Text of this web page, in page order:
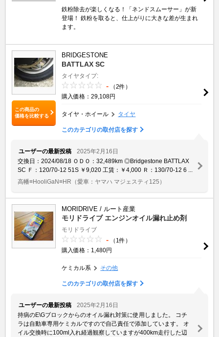
鉄粉除去が楽しくなる！「ネンドスムーサー」が新
登場！ 鉄粉を取ると、仕上がりに大きな差が生まれ
ます。
この商品の
価格を比較する
BRIDGESTONE
BATTLAX SC
タイヤタイプ:
-
（2件）
購入価格：29,108円
タイヤ・ホイール タイヤ
このカテゴリの取付店を探す
ユーザーの最新投稿
2025年2月16日
交換日：2024/08/18 ＯＤＯ：32,489km ◎Bridgestone BATTLAX
SC Ｆ：120/70-12 51S ￥9,020 工賃：￥4,000 Ｒ：130/70-12 6 ...
高幡≡HooliGaN≡HR （愛車：ヤマハ マジェスティ125）
MORIDRIVE / ルート産業
モリドライブ エンジンオイル漏れ止め剤
モリドライブ
-
（1件）
購入価格：1,480円
ケミカル系 その他
このカテゴリの取付店を探す
ユーザーの最新投稿
2025年2月16日
持病のE\Gブロックからのオイル漏れ対策に使用しました。 コチ
ラは自動車専用ケミカルですので自己責任で添加しています。 オ
イル交換時に100ml入れ経過観察していますが400km走行した辺